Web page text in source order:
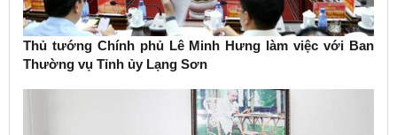
Thủ tướng Chính phủ Lê Minh Hưng làm việc với Ban
Thường vụ Tỉnh ủy Lạng Sơn